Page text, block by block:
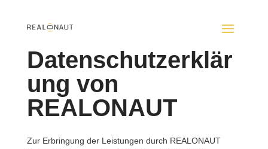
Datenschutzerklär
ung von
REALONAUT
Zur Erbringung der Leistungen durch REALONAUT